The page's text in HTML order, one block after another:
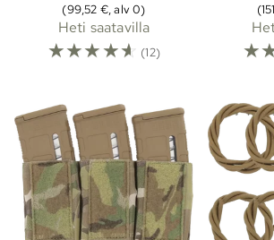
(99,52 €, alv 0)
Heti saatavilla
☆☆☆☆☆ (12) ☆